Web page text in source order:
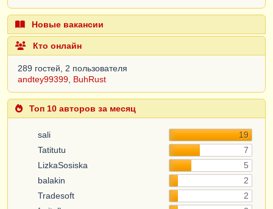
Новые вакансии
Кто онлайн
289 гостей, 2 пользователя
andtey99399 BuhRust
Топ 10 авторов за месяц
sali
19
Tatitutu
7
LizkaSosiska
5
balakin
2
Tradesoft
2